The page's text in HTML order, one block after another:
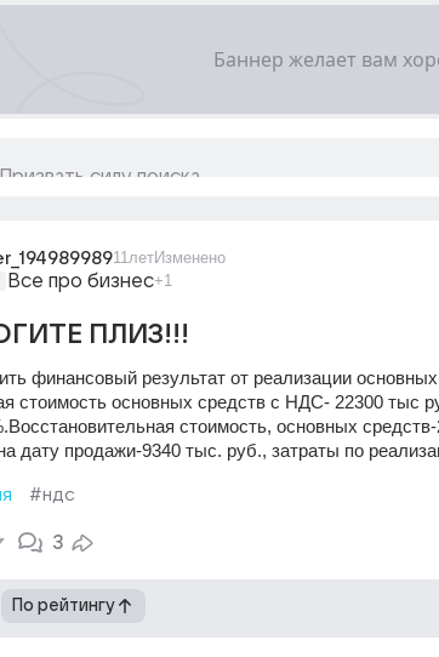
11летИзменено
Все про бизнес+1
ПЛИЗ!!!
финансовый результат от реализации
стоимость основных средств с НДС- 22300 тыс
стоимость, основных
дату продажи-9340 тыс. руб., затраты по
#ндс
3
По рейтингу